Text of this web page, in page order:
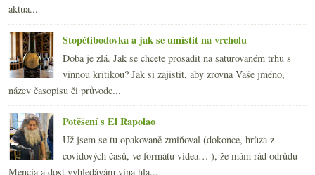
aktua...
Stopětibodovka a jak se umístit na vrcholu
Doba je zlá. Jak se chcete prosadit na saturovaném trhu s
vinnou kritikou? Jak si zajistit, aby zrovna Vaše jméno,
název časopisu či průvodc...
Potěšení s El Rapolao
Už jsem se tu opakovaně zmiňoval (dokonce, hrůza z
covidových časů, ve formátu videa… ), že mám rád odrůdu
Mencía a dost vyhledávám vína hla...